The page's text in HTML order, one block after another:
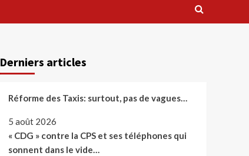
Derniers articles
Réforme des Taxis: surtout, pas de vagues…
5 août 2026
« CDG » contre la CPS et ses téléphones qui
sonnent dans le vide…